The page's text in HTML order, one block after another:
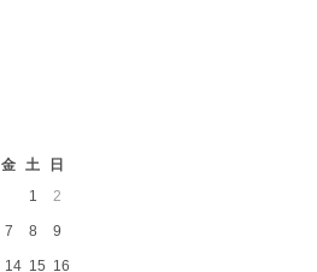
金 土
日
1
2
7 8 9
14 15 16